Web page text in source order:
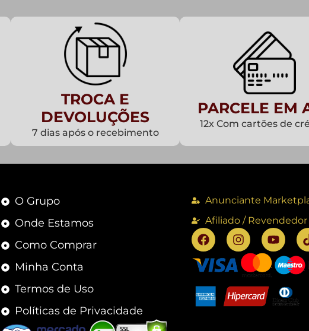
TROCA E
DEVOLUÇÕES
7 dias após o recebimento
PARCELE EM
12x Com cartões de
O Grupo
Onde Estamos
Como Comprar
Minha Conta
Termos de Uso
Políticas de Privacidade
Anunciante
Afiliado / Revendedor